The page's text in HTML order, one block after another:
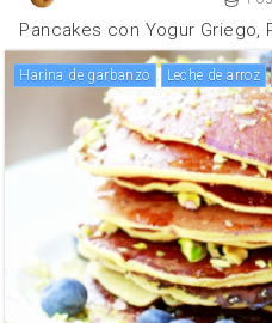
Pancakes con Yogur Griego,
harina de garbanzo leche de arroz